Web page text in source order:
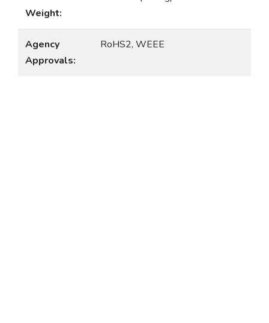
Weight:
Agency
Approvals:
RoHS2, WEEE